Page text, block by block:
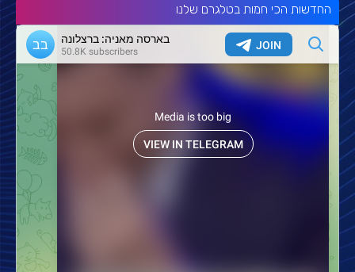
החדשות הכי חמות בטלגרם שלנו